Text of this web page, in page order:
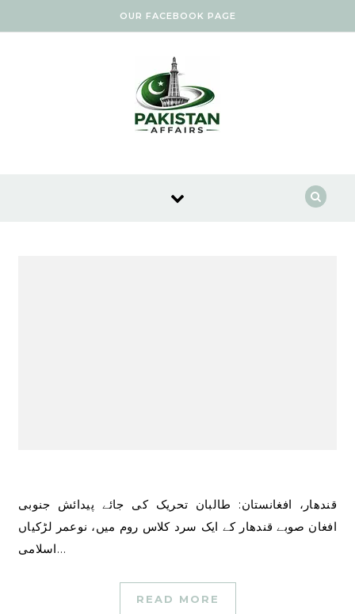
OUR FACEBOOK PAGE
قندھار، افغانستان: طالبان تحریک کی جائے پیدائش جنوبی
افغان صوبے قندھار کے ایک سرد کلاس روم میں، نوعمر لڑکیاں
اسلامی…
READ MORE